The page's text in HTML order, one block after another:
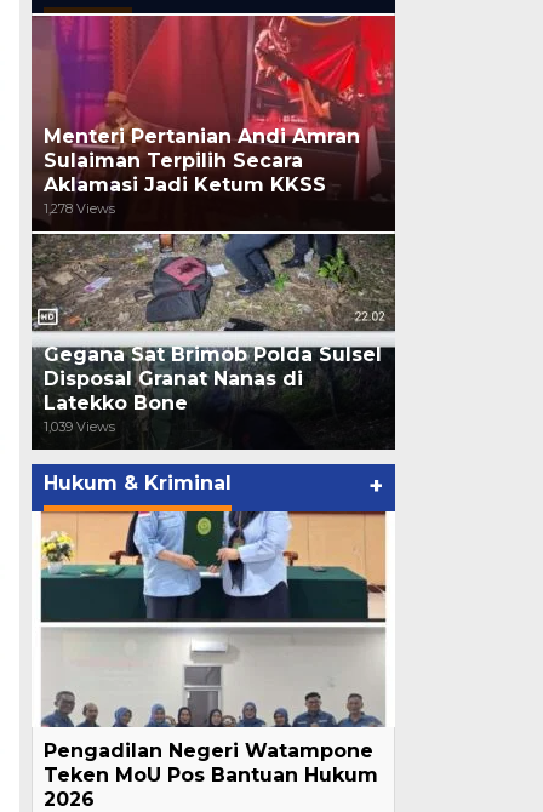
Menteri Pertanian Andi Amran
Sulaiman Terpilih Secara
Aklamasi Jadi Ketum KKSS
1,278 Views
Gegana Sat Brimob Polda Sulsel
Disposal Granat Nanas di
Latekko Bone
1,039 Views
Hukum & Kriminal +
Pengadilan Negeri Watampone
Teken MoU Pos Bantuan Hukum
2026